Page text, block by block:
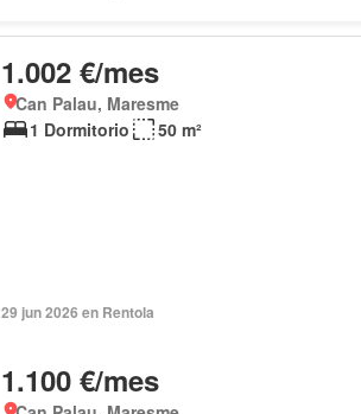
1.002 €/mes
Can Palau, Maresme
1 Dormitorio
50 m²
29 jun 2026 en Rentola
1.100 €/mes